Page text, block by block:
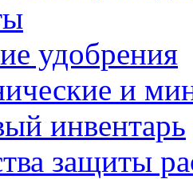
удобрения
и
инвентарь
защиты